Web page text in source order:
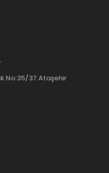
No:35/37 Ataşehir